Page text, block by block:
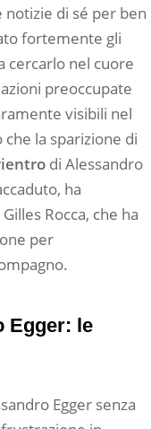
notizie di sé per ben
fortemente gli
cercarlo nel cuore
preoccupate
visibili nel
la sparizione di
di Alessandro
ha
Rocca, che ha
per
Egger: le
Egger senza